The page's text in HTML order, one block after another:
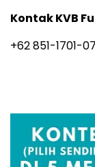
Kontak KVB
+62 851-1701-